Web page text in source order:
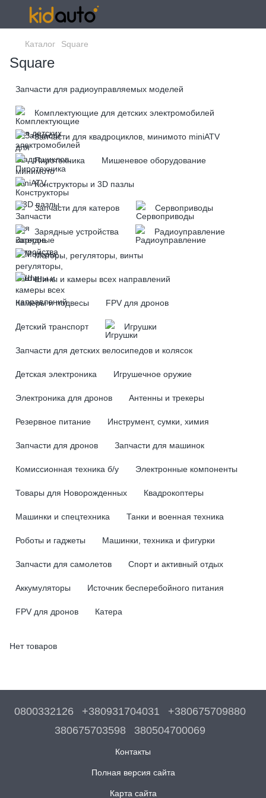
Каталог Square
Square
Запчасти для радиоуправляемых моделей
Комплектующие для детских электромобилей
Запчасти для квадроциклов, минимото miniATV
Пиротехника Мишеневое оборудование
Конструкторы и 3D пазлы
Запчасти для катеров Сервоприводы
Зарядные устройства Радиоуправление
Моторы, регуляторы, винты
Шины и камеры всех направлений
Камеры и подвесы FPV для дронов
Детский транспорт Игрушки
Запчасти для детских велосипедов и колясок
Детская электроника Игрушечное оружие
Электроника для дронов Антенны и трекеры
Резервное питание Инструмент, сумки, химия
Запчасти для дронов Запчасти для машинок
Комиссионная техника б/у Электронные компоненты
Товары для Новорожденных Квадрокоптеры
Машинки и спецтехника Танки и военная техника
Роботы и гаджеты Машинки, техника и фигурки
Запчасти для самолетов Спорт и активный отдых
Аккумуляторы Источник бесперебойного питания
FPV для дронов Катера
Нет товаров
0800332126 +380931704031
+380675709880
380675703598
380504700069
Контакты
Полная версия сайта
Карта сайта